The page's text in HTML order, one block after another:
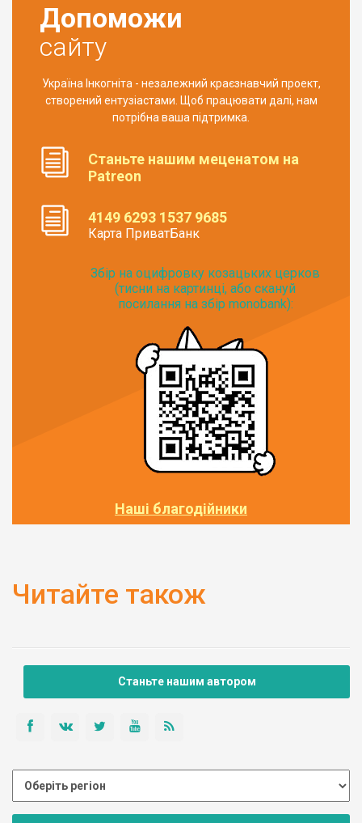
Допоможи
сайту
Україна Інкогніта - незалежний краєзнавчий проект,
створений ентузіастами. Щоб працювати далі, нам
потрібна ваша підтримка.
Станьте нашим меценатом на
Patreon
4149 6293 1537 9685
Карта ПриватБанк
Збір на оцифровку козацьких церков
(тисни на картинці, або скануй
посилання на збір monobank):
Наші благодійники
Читайте також
Станьте нашим автором